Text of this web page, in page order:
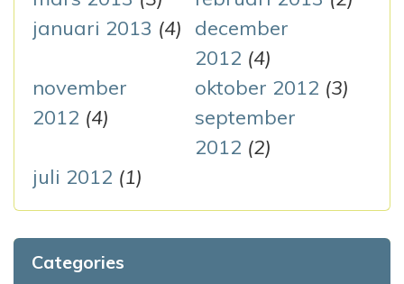
januari 2013 (4)
december
2012 (4)
november
2012 (4)
oktober 2012 (3)
september
2012 (2)
juli 2012 (1)
Categories